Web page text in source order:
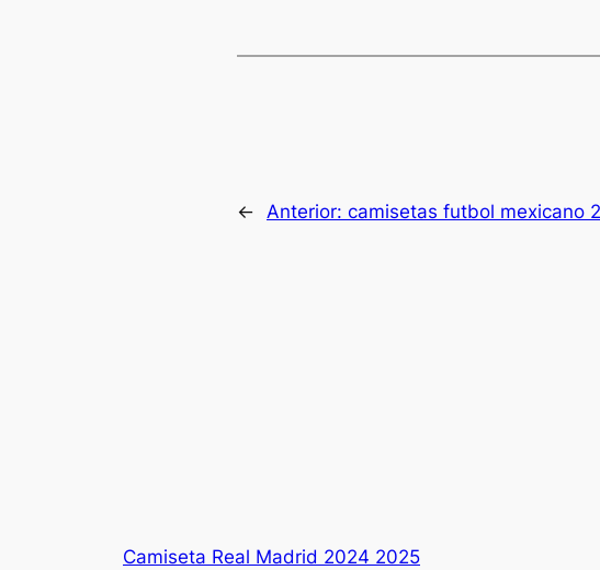
← Anterior: camisetas futbol mexicano
Camiseta Real Madrid 2024 2025